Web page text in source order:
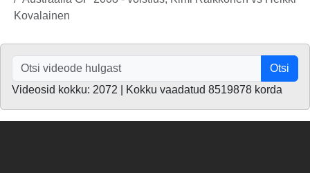
Kovalainen
Otsi
Videosid kokku: 2072 | Kokku vaadatud 8519878 korda